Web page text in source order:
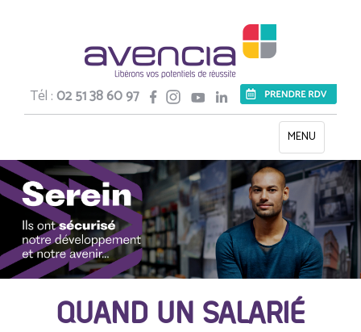
Tél :02 51 38 60 97
Toggle
navigation
MENU
QUAND UN SALARIÉ